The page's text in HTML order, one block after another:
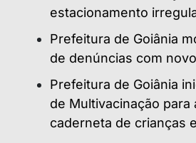
estacionamento
Prefeitura de Goiânia
de denúncias com
Prefeitura de Goiânia
de Multivacinação para
caderneta de crianças